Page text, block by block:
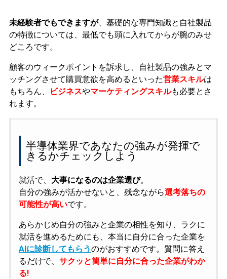
未経験者でもできますが、基礎的な専門知識と自社製品
の特徴については、最低でも頭に入れてからが腕のみせ
どころです。
顧客のウィークポイントを訴求し、自社製品の強みとマ
ッチングさせて購買意欲を高めるといった営業スキルは
もちろん、
ビジネスやマーケティングスキルも必要とさ
れます。
半導体業界であなたの強みが発揮で
きるかチェックしよう
就活で、 大事になるのは企業選び。
自分の強みが活かせないと、残念ながら選考落ちの
可能性が高いです。
あらかじめ自分の強みと企業の相性を知り、ラクに
就活を進めるためにも、本当に自分に合った企業を
AIに診断してもらうのがおすすめです。質問に答え
るだけで、 サクッと簡単に自分に合った企業がわか
る!